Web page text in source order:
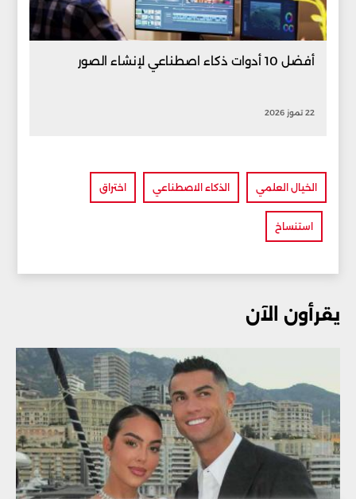
أفضل 10 أدوات ذكاء اصطناعي لإنشاء الصور
22 تموز 2026
الخيال العلمي الذكاء الاصطناعي اختراق
استنساخ
يقرأون الآن